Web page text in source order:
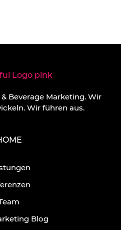
Beverage Marketing. Wir
Wir führen aus.
Blog